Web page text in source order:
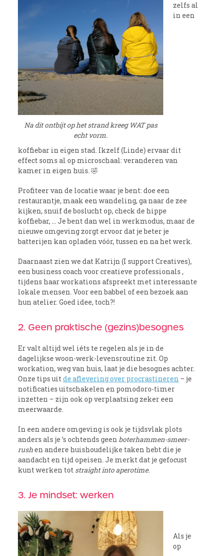
Na dit ontbijt op het strand kreeg WAT pas
echt vorm.
zelfs al
in een
koffiebar in eigen stad. Ikzelf (Linde) ervaar dit
effect soms al op microschaal: veranderen van
kamer in eigen huis. 🤣
Profiteer van de locatie waar je bent: doe een
restaurantje, maak een wandeling, ga naar de zee
kijken, snuif de boslucht op, check de hippe
koffiebar, … Je bent dan wel in werkmodus, maar de
nieuwe omgeving zorgt ervoor dat je beter je
batterijen kan opladen vóór, tussen en na het werk.
Daarnaast zien we dat Katrijn (I support Creatives),
een business coach voor creatieve professionals ,
tijdens haar workations afspreekt met interessante
lokale mensen. Voor een babbel of een bezoek aan
hun atelier. Goed idee, toch?!
2. Geen praktische (gezins)besognes
Er valt altijd wel iéts te regelen als je in de
dagelijkse woon-werk-levensroutine zit. Op
workation, weg van huis, laat je die besognes achter.
Onze tips uitde aflevering over procrastineren – je
notificaties uitschakelen en pomodoro-timer
inzetten – zijn ook op verplaatsing zeker een
meerwaarde.
In een andere omgeving is ook je tijdsvlak plots
anders als je ’s ochtends geen boterhammen-smeer-
rushen andere huishoudelijke taken hebt die je
aandacht en tijd opeisen. Je merkt dat je gefocust
kunt werken tot straight into aperotime.
3. Je mindset: werken
Als je
op